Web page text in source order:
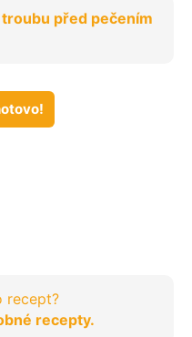
před pečením
recept?
recepty.